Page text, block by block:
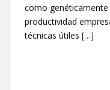
como
productividad
técnicas útiles […]